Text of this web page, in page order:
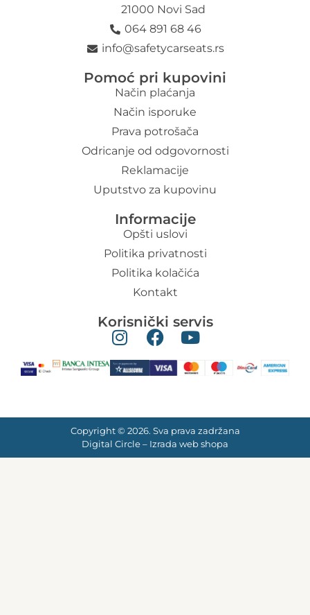
21000 Novi Sad
064 891 68 46
info@safetycarseats.rs
Pomoć pri kupovini
Način plaćanja
Način isporuke
Prava potrošača
Odricanje od odgovornosti
Reklamacije
Uputstvo za kupovinu
Informacije
Opšti uslovi
Politika privatnosti
Politika kolačića
Kontakt
Korisnički servis
Copyright © 2026. Sva prava zadržana
Digital Circle – Izrada web shopa